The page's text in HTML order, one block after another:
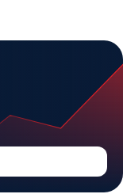
жилом
выделяется
формируя